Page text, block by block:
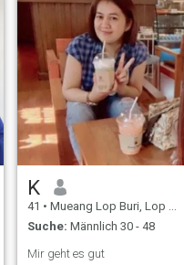
K
41 • Mueang Lop Buri, Lop Buri, Thailand
Suche: Männlich 30 - 48
Mir geht es gut